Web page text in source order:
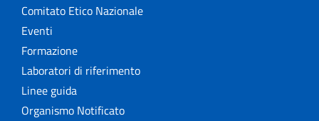
Comitato Etico Nazionale
Eventi
Formazione
Laboratori di riferimento
Linee guida
Organismo Notificato